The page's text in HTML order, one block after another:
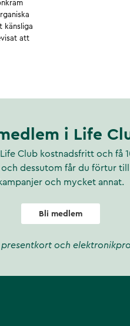
känsliga
att
i Life
Club kostnadsfritt och få
och dessutom får du förtur
kampanjer och mycket annat.
Bli medlem
och